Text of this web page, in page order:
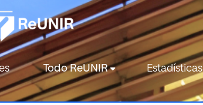
Todo ReUNIR Estadísticas